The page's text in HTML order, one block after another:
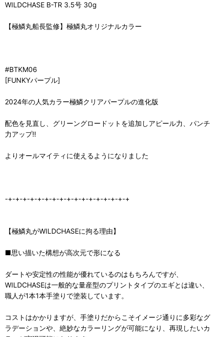
WILDCHASE B-TR 3.5号 30g
【極鱗丸船長監修】極鱗丸オリジナルカラー
#BTKM06
[FUNKYパープル]
2024年の人気カラー極鱗クリアパープルの進化版
配色を見直し、グリーングロードットを追加しアピール力、パンチ
力アップ‼
よりオールマイティに使えるようになりました
-+-+-+-+-+-+-+-+-+-+-+-+-+-+-+-+-+
【極鱗丸がWILDCHASEに拘る理由】
■思い描いた構想が高次元で形になる
ダートや安定性の性能が優れているのはもちろんですが、
WILDCHASEは一般的な量産型のプリントタイプのエギとは違い、
職人が1本1本手塗りで塗装しています。
コストはかかりますが、手塗りだからこそイメージ通りに多彩なグ
ラデーションや、絶妙なカラーリングが可能になり、再現したいカ